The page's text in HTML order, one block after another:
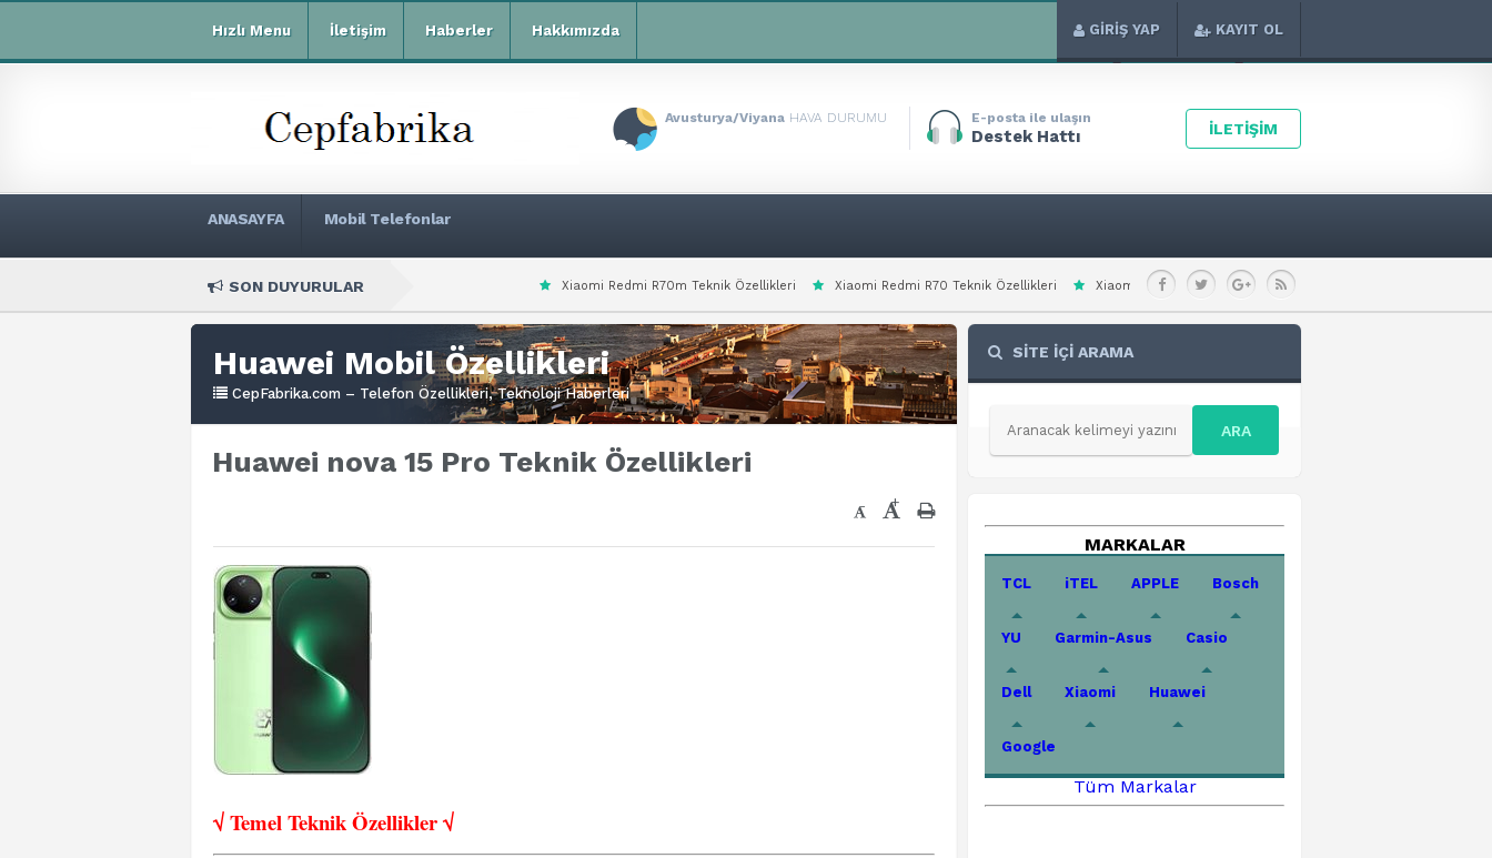
Hızlı Menu İletişim Haberler Hakkımızda GİRİŞ YAP KAYIT OL
Avusturya/Viyana HAVA DURUMU E-posta ile ulaşın
Destek Hattı İLETİŞİM
ANASAYFA Mobil Telefonlar
SON DUYURULAR Xiaomi Redmi R70m Teknik Özellikleri Xiaomi Redmi R70 Teknik Özellikleri Xiaomi Redmi Note 15 Special Teknik Özellikleri Xiaomi Redmi A7 Pro 4G Teknik
Huawei Mobil Özellikleri
CepFabrika.com – Telefon Özellikleri, Teknoloji Haberleri
Huawei nova 15 Pro Teknik Özellikleri
- +
√ Temel Teknik Özellikler √
SİTE İÇİ ARAMA
ARA
MARKALAR
TCL iTEL APPLE Bosch
YU Garmin-Asus Casio
Dell Xiaomi Huawei
Google
Tüm Markalar